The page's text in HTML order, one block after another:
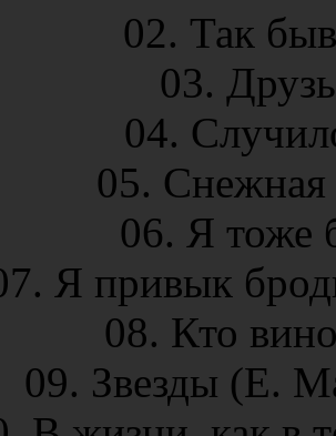
02. Так
03.
04.
05.
06. Я тоже
Я привык
08. Кто
09. Звезды (Е.